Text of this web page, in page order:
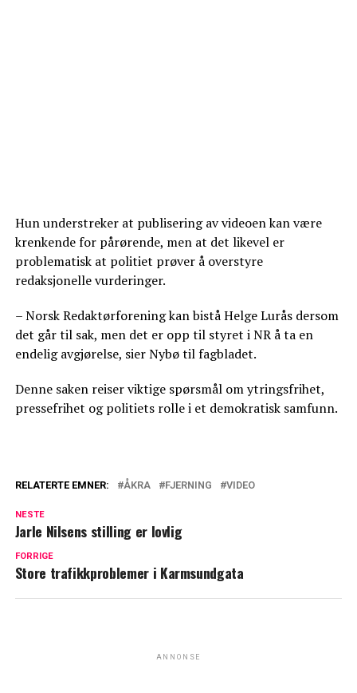
Hun understreker at publisering av videoen kan være
krenkende for pårørende, men at det likevel er
problematisk at politiet prøver å overstyre
redaksjonelle vurderinger.
– Norsk Redaktørforening kan bistå Helge Lurås dersom
det går til sak, men det er opp til styret i NR å ta en
endelig avgjørelse, sier Nybø til fagbladet.
Denne saken reiser viktige spørsmål om ytringsfrihet,
pressefrihet og politiets rolle i et demokratisk samfunn.
RELATERTE EMNER: ÅKRA FJERNING VIDEO
NESTE
Jarle Nilsens stilling er lovlig
FORRIGE
Store trafikkproblemer i Karmsundgata
ANNONSE